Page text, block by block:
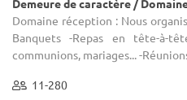
Demeure de caractère /
Domaine réception : Nous
Banquets -Repas en tête-à-
communions, mariages... -
11-280